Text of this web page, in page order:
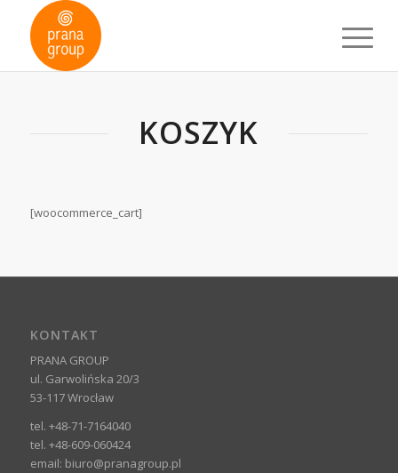
KOSZYK
[woocommerce_cart]
KONTAKT
PRANA GROUP
ul. Garwolińska 20/3
53-117 Wrocław
tel. +48-71-7164040
tel. +48-609-060424
email: biuro@pranagroup.pl